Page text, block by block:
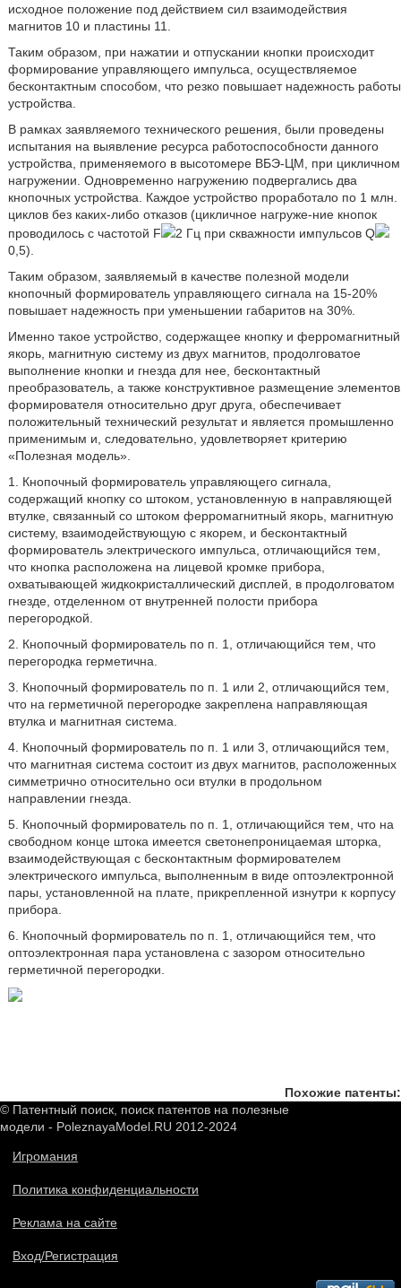
исходное положение под действием сил взаимодействия
магнитов 10 и пластины 11.
Таким образом, при нажатии и отпускании кнопки происходит
формирование управляющего импульса, осуществляемое
бесконтактным способом, что резко повышает надежность работы
устройства.
В рамках заявляемого технического решения, были проведены
испытания на выявление ресурса работоспособности данного
устройства, применяемого в высотомере ВБЭ-ЦМ, при цикличном
нагружении. Одновременно нагружению подвергались два
кнопочных устройства. Каждое устройство проработало по 1 млн.
циклов без каких-либо отказов (цикличное нагруже-ние кнопок
проводилось с частотой F
2 Гц при скважности импульсов Q
0,5).
Таким образом, заявляемый в качестве полезной модели
кнопочный формирователь управляющего сигнала на 15-20%
повышает надежность при уменьшении габаритов на 30%.
Именно такое устройство, содержащее кнопку и ферромагнитный
якорь, магнитную систему из двух магнитов, продолговатое
выполнение кнопки и гнезда для нее, бесконтактный
преобразователь, а также конструктивное размещение элементов
формирователя относительно друг друга, обеспечивает
положительный технический результат и является промышленно
применимым и, следовательно, удовлетворяет критерию
«Полезная модель».
1. Кнопочный формирователь управляющего сигнала,
содержащий кнопку со штоком, установленную в направляющей
втулке, связанный со штоком ферромагнитный якорь, магнитную
систему, взаимодействующую с якорем, и бесконтактный
формирователь электрического импульса, отличающийся тем,
что кнопка расположена на лицевой кромке прибора,
охватывающей жидкокристаллический дисплей, в продолговатом
гнезде, отделенном от внутренней полости прибора
перегородкой.
2. Кнопочный формирователь по п. 1, отличающийся тем, что
перегородка герметична.
3. Кнопочный формирователь по п. 1 или 2, отличающийся тем,
что на герметичной перегородке закреплена направляющая
втулка и магнитная система.
4. Кнопочный формирователь по п. 1 или 3, отличающийся тем,
что магнитная система состоит из двух магнитов, расположенных
симметрично относительно оси втулки в продольном
направлении гнезда.
5. Кнопочный формирователь по п. 1, отличающийся тем, что на
свободном конце штока имеется светонепроницаемая шторка,
взаимодействующая с бесконтактным формирователем
электрического импульса, выполненным в виде оптоэлектронной
пары, установленной на плате, прикрепленной изнутри к корпусу
прибора.
6. Кнопочный формирователь по п. 1, отличающийся тем, что
оптоэлектронная пара установлена с зазором относительно
герметичной перегородки.
Похожие патенты:
© Патентный поиск, поиск патентов на полезные
модели - PoleznayaModel.RU 2012-2024
Игромания
Политика конфиденциальности
Реклама на сайте
Вход/Регистрация